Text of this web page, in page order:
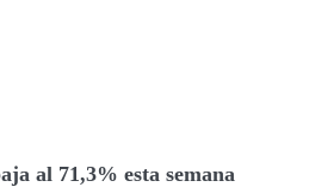
al 71,3% esta semana